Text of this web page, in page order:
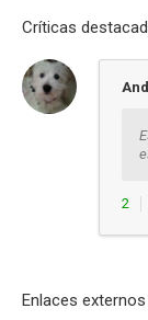
Críticas
2
Enlaces externos